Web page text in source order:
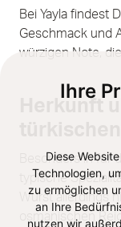
Ihre
Diese
Technologien,
zu ermöglichen
an Ihre
nutzen wir
Bei Yayla findest
Geschmack und
würzigen Note,
Herkunft
Besonders in für
typische
Wurst allerdings
osmanischen